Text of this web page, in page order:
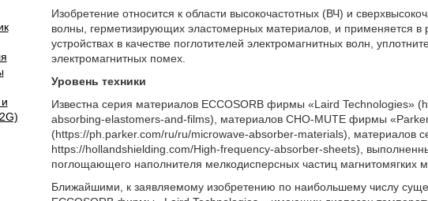
Изобретение относится к области высокочастотных (ВЧ) и
волны, герметизирующих эластомерных материалов, и применяется в
устройствах в качестве поглотителей электромагнитных волн,
электромагнитных помех.
Уровень техники
Известна серия материалов ECCOSORB фирмы «Laird Technologies»
absorbing-elastomers-and-films), материалов CHO-MUTE фирмы
(https://ph.parker.com/ru/ru/microwave-absorber-materials), материалов
https://hollandshielding.com/High-frequency-absorber-sheets),
поглощающего наполнителя мелкодисперсных частиц магнитомягких
Ближайшими, к заявляемому изобретению по наибольшему числу